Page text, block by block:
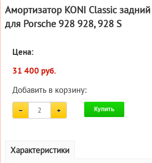
Амортизатор KONI Classic
для Porsche 928 928, 928 S
Цена:
31 400 руб.
Добавить в корзину:
Купить
Характеристики